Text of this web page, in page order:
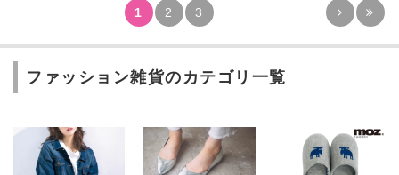
1 2 3
ファッション雑貨のカテゴリ一覧